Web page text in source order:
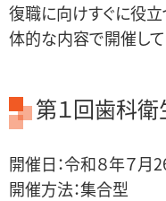
復職に向けすぐに役
体的な内容で開催して
第１回歯科
開催日：令和８年７月
開催方法：集合型